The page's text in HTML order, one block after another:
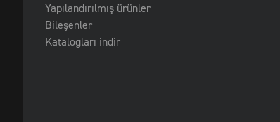
Yapılandırılmış ürünler
Bileşenler
Katalogları indir